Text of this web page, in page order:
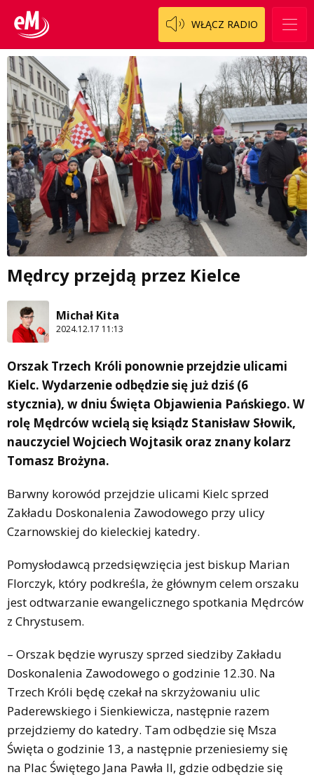
WŁĄCZ RADIO
Mędrcy przejdą przez Kielce
Michał Kita
2024.12.17 11:13
Orszak Trzech Króli ponownie przejdzie ulicami
Kielc. Wydarzenie odbędzie się już dziś (6
stycznia), w dniu Święta Objawienia Pańskiego. W
rolę Mędrców wcielą się ksiądz Stanisław Słowik,
nauczyciel Wojciech Wojtasik oraz znany kolarz
Tomasz Brożyna.
Barwny korowód przejdzie ulicami Kielc sprzed
Zakładu Doskonalenia Zawodowego przy ulicy
Czarnowskiej do kieleckiej katedry.
Pomysłodawcą przedsięwzięcia jest biskup Marian
Florczyk, który podkreśla, że głównym celem orszaku
jest odtwarzanie ewangelicznego spotkania Mędrców
z Chrystusem.
– Orszak będzie wyruszy sprzed siedziby Zakładu
Doskonalenia Zawodowego o godzinie 12.30. Na
Trzech Króli będę czekał na skrzyżowaniu ulic
Paderewskiego i Sienkiewicza, następnie razem
przejdziemy do katedry. Tam odbędzie się Msza
Święta o godzinie 13, a następnie przeniesiemy się
na Plac Świętego Jana Pawła II, gdzie odbędzie się